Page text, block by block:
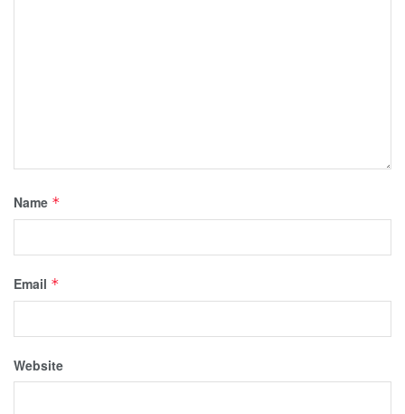
Name *
Email *
Website